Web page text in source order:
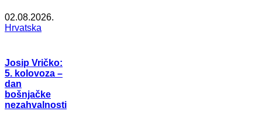
02.08.2026.
Hrvatska
Josip Vričko:
5. kolovoza –
dan
bošnjačke
nezahvalnosti